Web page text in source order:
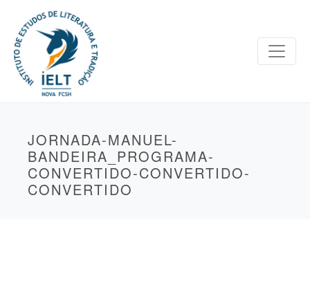
JORNADA-MANUEL-
BANDEIRA_PROGRAMA-
CONVERTIDO-CONVERTIDO-
CONVERTIDO